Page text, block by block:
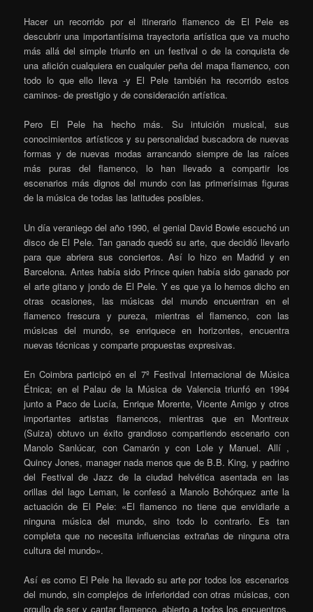
Hacer un recorrido por el itinerario flamenco de El Pele es
descubrir una importantísima trayectoria artística que va mucho
más allá del simple triunfo en un festival o de la conquista de
una afición cualquiera en cualquier peña del mapa flamenco, con
todo lo que ello lleva -y El Pele también ha recorrido estos
caminos- de prestigio y de consideración artística.
Pero El Pele ha hecho más. Su intuición musical, sus
conocimientos artísticos y su personalidad buscadora de nuevas
formas y de nuevas modas arrancando siempre de las raíces
más puras del flamenco, lo han llevado a compartir los
escenarios más dignos del mundo con las primerísimas figuras
de la música de todas las latitudes posibles.
Un día veraniego del año 1990, el genial David Bowie escuchó un
disco de El Pele. Tan ganado quedó su arte, que decidió llevarlo
para que abriera sus conciertos. Así lo hizo en Madrid y en
Barcelona. Antes había sido Prince quien había sido ganado por
el arte gitano y jondo de El Pele. Y es que ya lo hemos dicho en
otras ocasiones, las músicas del mundo encuentran en el
flamenco frescura y pureza, mientras el flamenco, con las
músicas del mundo, se enriquece en horizontes, encuentra
nuevas técnicas y comparte propuestas expresivas.
En Coimbra participó en el 7º Festival Internacional de Música
Étnica; en el Palau de la Música de Valencia triunfó en 1994
junto a Paco de Lucía, Enrique Morente, Vicente Amigo y otros
importantes artistas flamencos, mientras que en Montreux
(Suiza) obtuvo un éxito grandioso compartiendo escenario con
Manolo Sanlúcar, con Camarón y con Lole y Manuel. Allí ,
Quincy Jones, manager nada menos que de B.B. King, y padrino
del Festival de Jazz de la ciudad helvética asentada en las
orillas del lago Leman, le confesó a Manolo Bohórquez ante la
actuación de El Pele: «El flamenco no tiene que envidiarle a
ninguna música del mundo, sino todo lo contrario. Es tan
completa que no necesita influencias extrañas de ninguna otra
cultura del mundo».
Así es como El Pele ha llevado su arte por todos los escenarios
del mundo, sin complejos de inferioridad con otras músicas, con
orgullo de ser y cantar flamenco, abierto a todos los encuentros,